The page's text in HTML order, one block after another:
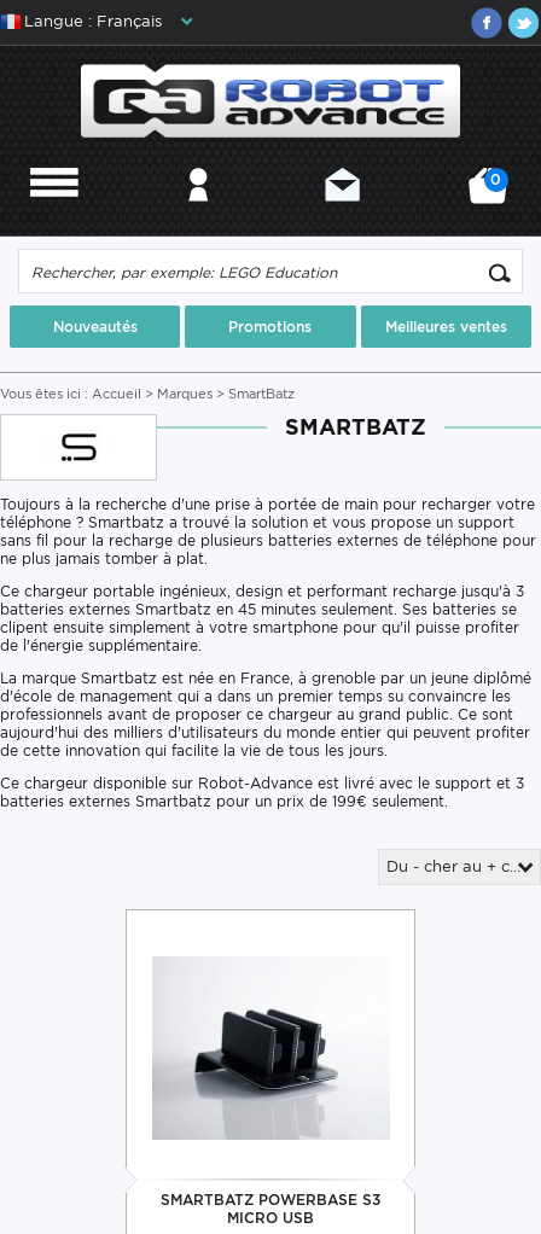
Langue : Français
0
Nouveautés Promotions Meilleures ventes
Vous êtes ici : Accueil > Marques > SmartBatz
SMARTBATZ
Toujours à la recherche d'une prise à portée de main pour recharger votre
téléphone ? Smartbatz a trouvé la solution et vous propose un support
sans fil pour la recharge de plusieurs batteries externes de téléphone pour
ne plus jamais tomber à plat.
Ce chargeur portable ingénieux, design et performant recharge jusqu'à 3
batteries externes Smartbatz en 45 minutes seulement. Ses batteries se
clipent ensuite simplement à votre smartphone pour qu'il puisse profiter
de l'énergie supplémentaire.
La marque Smartbatz est née en France, à grenoble par un jeune diplômé
d'école de management qui a dans un premier temps su convaincre les
professionnels avant de proposer ce chargeur au grand public. Ce sont
aujourd'hui des milliers d'utilisateurs du monde entier qui peuvent profiter
de cette innovation qui facilite la vie de tous les jours.
Ce chargeur disponible sur Robot-Advance est livré avec le support et 3
batteries externes Smartbatz pour un prix de 199€ seulement.
Du - cher au + cher
SMARTBATZ POWERBASE S3
MICRO USB